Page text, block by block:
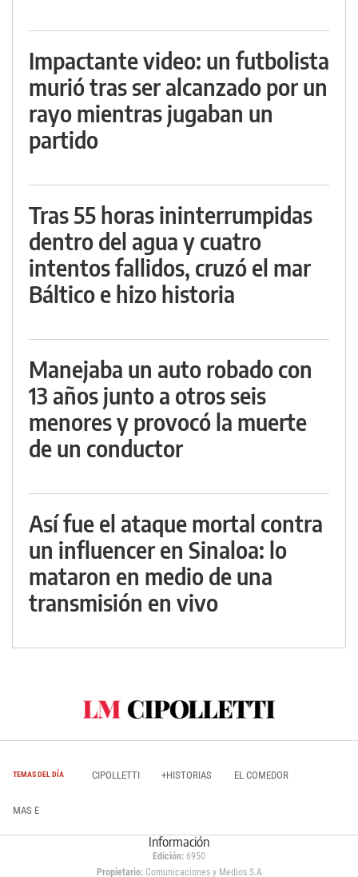
Impactante video: un futbolista
murió tras ser alcanzado por un
rayo mientras jugaban un
partido
Tras 55 horas ininterrumpidas
dentro del agua y cuatro
intentos fallidos, cruzó el mar
Báltico e hizo historia
Manejaba un auto robado con
13 años junto a otros seis
menores y provocó la muerte
de un conductor
Así fue el ataque mortal contra
un influencer en Sinaloa: lo
mataron en medio de una
transmisión en vivo
TEMAS DEL DÍA CIPOLLETTI +HISTORIAS EL COMEDOR
MAS E
Información
Edición: 6950
Propietario:Comunicaciones y Medios S.A